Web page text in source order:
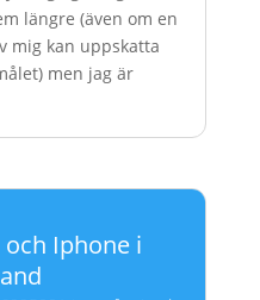
längre (även om en
mig kan uppskatta
men jag är
Iphone i